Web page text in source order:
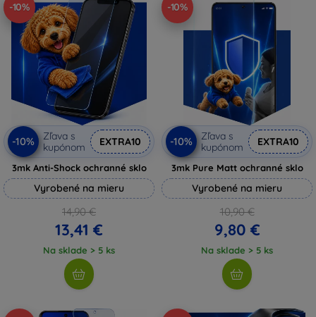
-10%
-10%
Zľava s
kupónom
EXTRA10
3mk Anti-Shock ochranné sklo
Vyrobené na mieru
14,90 €
13,41 €
Na sklade > 5 ks
-10%
-10%
Zľava s
kupónom
EXTRA10
3mk Pure Matt ochranné sklo
Vyrobené na mieru
10,90 €
9,80 €
Na sklade > 5 ks